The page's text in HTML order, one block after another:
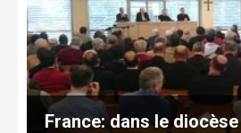
France: dans le